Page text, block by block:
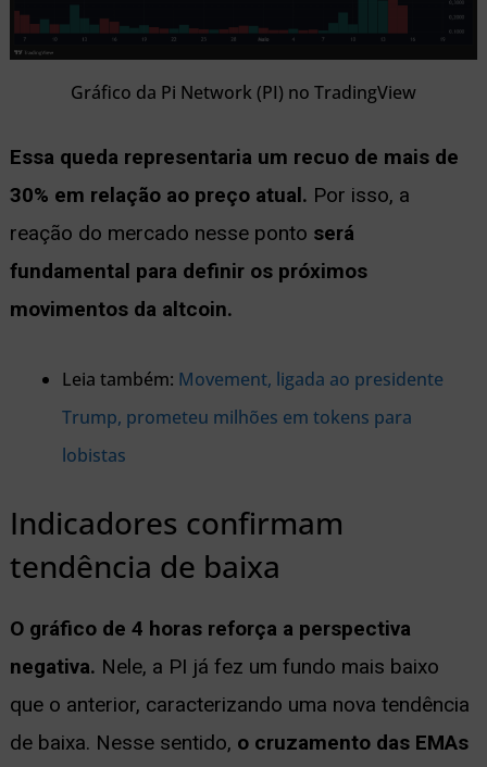
Gráfico da Pi Network (PI) no TradingView
Essa queda representaria um recuo de mais de
30% em relação ao preço atual. Por isso, a
reação do mercado nesse ponto será
fundamental para definir os próximos
movimentos da altcoin.
Leia também: Movement, ligada ao presidente
Trump, prometeu milhões em tokens para
lobistas
Indicadores confirmam
tendência de baixa
O gráfico de 4 horas reforça a perspectiva
negativa. Nele, a PI já fez um fundo mais baixo
que o anterior, caracterizando uma nova tendência
de baixa. Nesse sentido, o cruzamento das EMAs